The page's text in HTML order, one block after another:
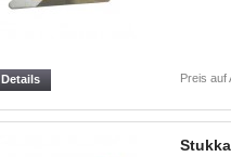
Preis auf
Details